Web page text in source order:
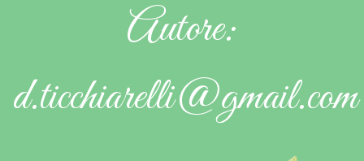
Autore:
d.ticchiarelli@gmail.com